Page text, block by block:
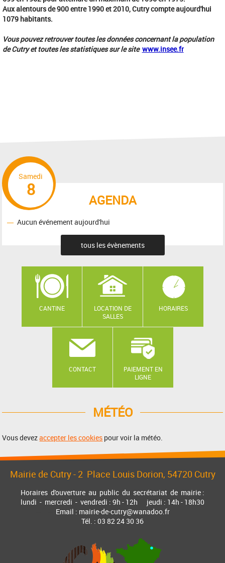
Aux alentours de 900 entre 1990 et 2010, Cutry compte aujourd'hui
1079 habitants.
Vous pouvez retrouver toutes les données concernant la population
de Cutry et toutes les statistiques sur le site www.insee.fr
AGENDA
Samedi
8
Aucun événement aujourd'hui
tous les évènements
CANTINE
LOCATION DE
SALLES
HORAIRES
CONTACT
PAIEMENT EN
LIGNE
MÉTÉO
Vous devezaccepter les cookies pour voir la météo.
Mairie de Cutry - 2 Place Louis Dorion, 54720 Cutry
Horaires d'ouverture au public du secrétariat de mairie :
lundi - mercredi - vendredi : 9h - 12h jeudi : 14h - 18h30
Email : mairie-de-cutry@wanadoo.fr
Tél. : 03 82 24 30 36